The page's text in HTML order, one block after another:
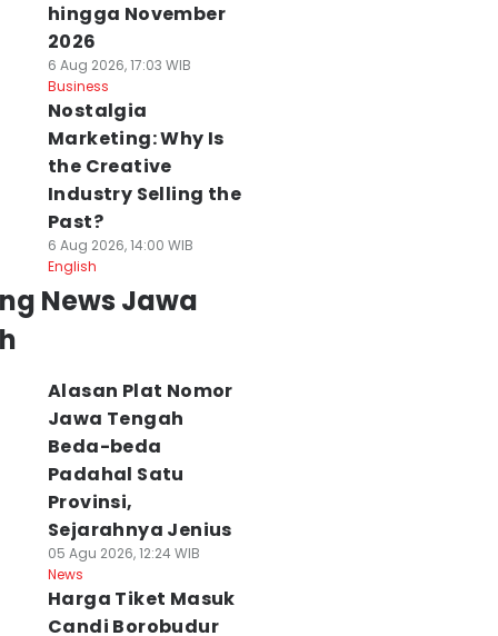
hingga November
2026
6 Aug 2026, 17:03 WIB
Business
Nostalgia
Marketing: Why Is
the Creative
Industry Selling the
Past?
6 Aug 2026, 14:00 WIB
English
News Jawa
Alasan Plat Nomor
Jawa Tengah
Beda-beda
Padahal Satu
Provinsi,
Sejarahnya Jenius
05 Agu 2026, 12:24 WIB
News
Harga Tiket Masuk
Candi Borobudur